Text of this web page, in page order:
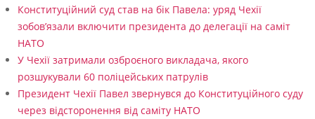
Конституційний суд став на бік Павела: уряд Чехії
зобов’язали включити президента до делегації на саміт
НАТО
У Чехії затримали озброєного викладача, якого
розшукували 60 поліцейських патрулів
Президент Чехії Павел звернувся до Конституційного суду
через відсторонення від саміту НАТО